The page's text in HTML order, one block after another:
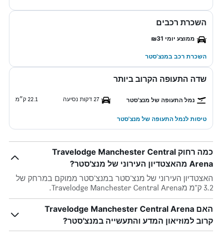
השכרת רכבים
ממוצע יומי ₪31
השכרת רכב במנצ'סטר
שדה התעופה הקרוב ביותר
נמל התעופה של מנצ'סטר 27 דקות נסיעה 22.1 ק״מ
טיסות לנמל התעופה של מנצ'סטר
כמה רחוק Travelodge Manchester Central
Arena מהאצטדיון העירוני של מנצ'סטר?
האצטדיון העירוני של מנצ'סטר במנצ'סטר ממוקם במרחק של
3.2 ק"מ מTravelodge Manchester Central Arena.
האם Travelodge Manchester Central Arena
קרוב למוזיאון המדע והתעשייה במנצ'סטר?